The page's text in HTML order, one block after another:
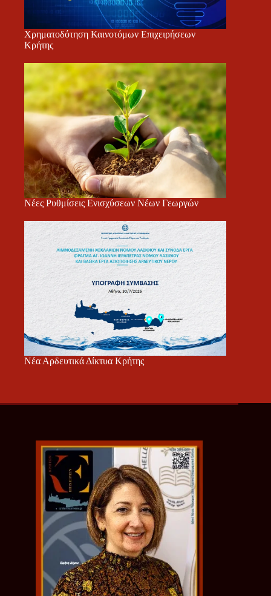
Χρηματοδότηση Καινοτόμων Επιχειρήσεων
Κρήτης
Νέες Ρυθμίσεις Ενισχύσεων Νέων Γεωργών
Νέα Αρδευτικά Δίκτυα Κρήτης